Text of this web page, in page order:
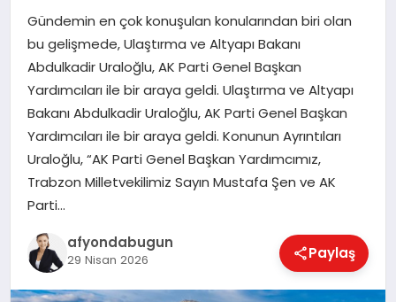
DÜNYA
EKONOMI
MAGAZIN
SAĞLIK
Gündemin en çok konuşulan konularından biri olan
bu gelişmede, Ulaştırma ve Altyapı Bakanı
Abdulkadir Uraloğlu, AK Parti Genel Başkan
Yardımcıları ile bir araya geldi. Ulaştırma ve Altyapı
Bakanı Abdulkadir Uraloğlu, AK Parti Genel Başkan
Yardımcıları ile bir araya geldi. Konunun Ayrıntıları
Uraloğlu, “AK Parti Genel Başkan Yardımcımız,
Trabzon Milletvekilimiz Sayın Mustafa Şen ve AK
Parti…
afyondabugun
29 Nisan 2026 Paylaş